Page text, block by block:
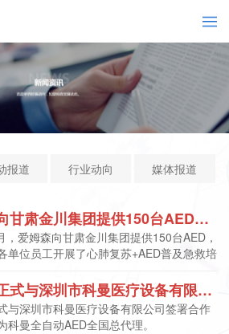
报道 行业动向 媒体报道
爱姆森向甘肃金川集团提供150台AED并开展急救培训
，爱姆森向甘肃金川集团提供150台AED，
单位员工开展了心肺复苏+AED普及急救培
爱姆森正式与深圳市科曼医疗设备有限公司签署合作协议，成为科曼全自动AED全国总代理
与深圳市科曼医疗设备有限公司签署合作
科曼全自动AED全国总代理。